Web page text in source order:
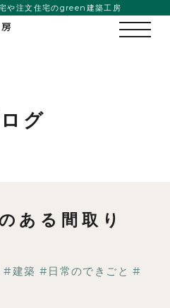
や注文住宅のgreen建築工房
グ
ある間取り
建築
日常のできごと